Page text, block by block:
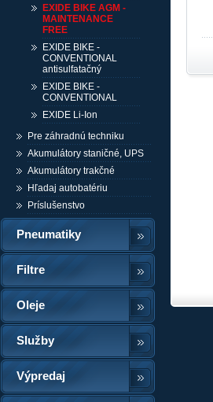
EXIDE BIKE AGM -
MAINTENANCE
FREE
EXIDE BIKE -
CONVENTIONAL
antisulfatačný
EXIDE BIKE -
CONVENTIONAL
EXIDE Li-Ion
Pre záhradnú techniku
Akumulátory staničné, UPS
Akumulátory trakčné
Hľadaj autobatériu
Príslušenstvo
Pneumatiky
Filtre
Oleje
Služby
Výpredaj